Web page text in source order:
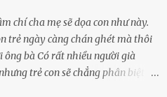
chí cha mẹ sẽ dọa con như này.
trẻ ngày càng chán ghét mà thôi
ông bà Có rất nhiều người già
trẻ con sẽ chẳng phân biệt